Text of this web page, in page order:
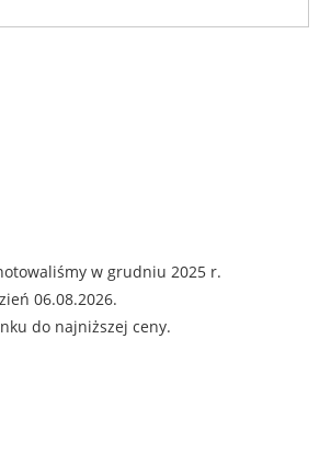
w grudniu 2025 r.
06.08.2026.
do najniższej ceny.